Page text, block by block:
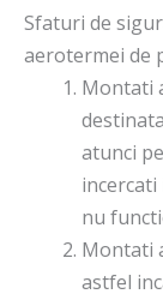
Sfaturi de
aerotermei de
Montati
atunci
nu
Montati
astfel